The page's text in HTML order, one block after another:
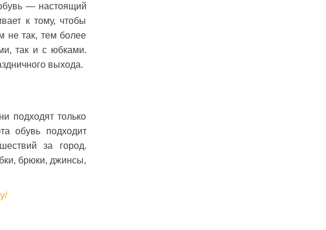
— настоящий
к тому, чтобы
не так, тем более
так и с юбками.
выхода.
подходят только
обувь подходит
за город.
брюки, джинсы,